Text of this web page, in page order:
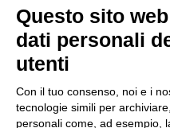
cura della propria
16 Luglio 2026
Questo sito
dati personali
utenti
Con il tuo consenso, noi e i
tecnologie simili per
personali come, ad esempio,